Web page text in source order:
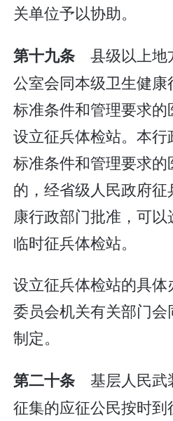
关单位予以协助。
第十九条 县级以上地
公室会同本级卫生健
标准条件和管理要求
设立征兵体检站。本
标准条件和管理要求
的，经省级人民政府
康行政部门批准，可
临时征兵体检站。
设立征兵体检站的具
委员会机关有关部门
制定。
第二十条 基层人民武
征集的应征公民按时